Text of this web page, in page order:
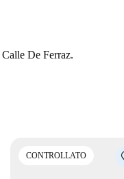
De Ferraz.
CONTROLLATO